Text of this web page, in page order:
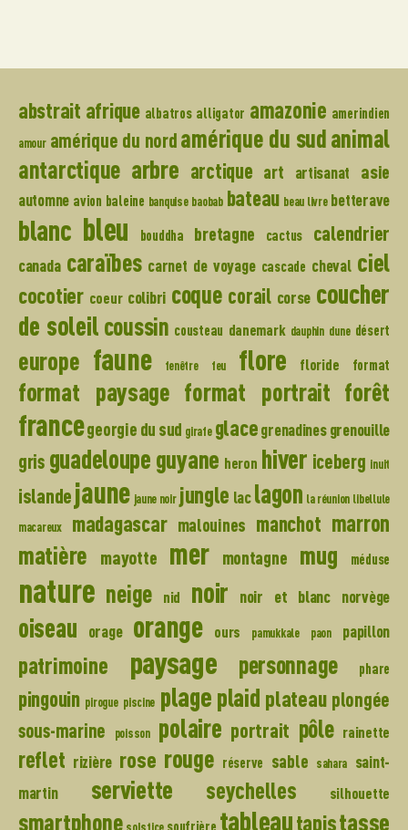
abstrait afrique albatros alligator amazonie amerindien
amour amérique du nord amérique du sudanimal
antarctique arbre arctique art artisanat asie
automne avion baleine banquise baobab bateau beau livre betterave
blanc bleu bouddha bretagne cactus calendrier
canada caraïbes carnet de voyage cascade cheval ciel
cocotier coeur colibri coque corail corse coucher
de soleil coussin cousteau danemark dauphin dune désert
europe faune fenêtre feu flore floride format
format paysage format portrait forêt
francegeorgie du sud girafe glacegrenadinesgrenouille
gris guadeloupe guyane heron hiver iceberg inuit
islandejaune jaune noir jungle laclagon la réunion libellule
macareux
madagascar malouines manchot marron
matière mayotte mer montagne mug méduse
nature neige nid noir noir et blanc norvège
oiseau orage orange ours pamukkale paon papillon
patrimoine paysage personnage phare
pingouin pirogue piscine plage plaid plateau plongée
sous-marine
poisson polaire portrait pôle rainette
reflet rizière rose rouge réserve sable sahara
saint-
martin
serviette seychelles silhouette
smartphone soufrière tableautapistasse